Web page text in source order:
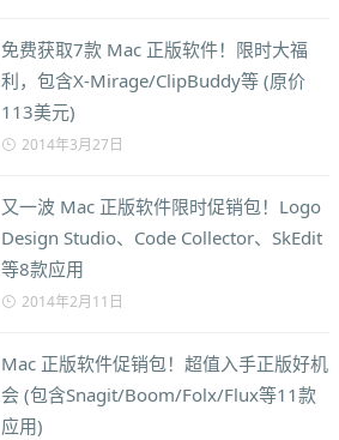
免费获取7款 Mac 正版软件！限时大福
利，包含X-Mirage/ClipBuddy等 (原价
113美元)
2014年3月27日
又一波 Mac 正版软件限时促销包！Logo
Design Studio、Code Collector、SkEdit
等8款应用
2014年2月11日
Mac 正版软件促销包！超值入手正版好机
会 (包含Snagit/Boom/Folx/Flux等11款
应用)